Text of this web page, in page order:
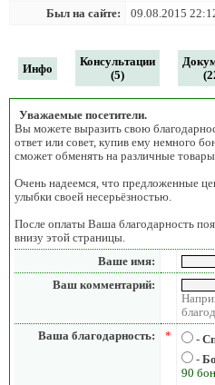
Был на сайте:
09.08.2015
Инфо
Консультации
(5)
Уважаемые посетители.
Вы можете выразить свою
ответ или совет, купив ему немного
сможет обменять на различные
Очень надеемся, что предложенные
улыбки своей несерьёзностью.
После оплаты Ваша благодарность
внизу этой страницы.
Ваше имя:
Ваш комментарий:
Ваша благодарность:
* -
-
90